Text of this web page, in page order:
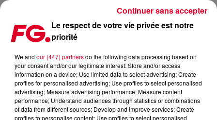
CLYDE P | HAPPY HOUR DJ | INTERVIEW & LIVE DJ MIX | RADIO FG
Cet élément est masqué compte-tenu du refus du
dépôt de cookies que vous avez exprimé. Si vous
Le respect de votre vie privée est notre
priorité
We and our (447) partnersdo the following data processing based on
your consent and/or our legitimate interest: Store and/or access
information on a device; Use limited data to select advertising; Create
profiles for personalised advertising; Use profiles to select personalised
advertising; Measure advertising performance; Measure content
performance; Understand audiences through statistics or combinations
of data from different sources; Develop and improve services; Create
profiles to personalise content; Use profiles to select personalised
Continuer sans accepter